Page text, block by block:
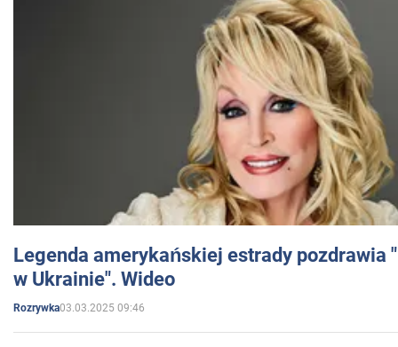
Legenda amerykańskiej estrady pozdrawia
w Ukrainie". Wideo
Rozrywka03.03.2025 09:46